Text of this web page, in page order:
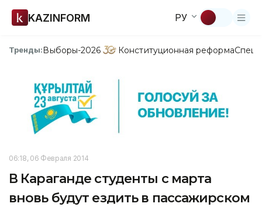
KAZINFORM РУ
Тренды:Выборы-2026 Конституционная реформа
06:18, 06 Февраля 2014
В Караганде студенты с марта
вновь будут ездить в пассажирском